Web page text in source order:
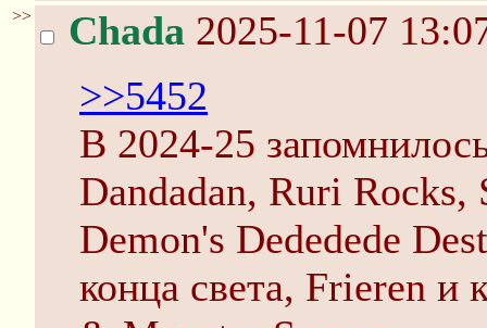
>> Chada 2025-11-07
>>5452
В 2024-25
Dandadan, Ruri Rocks,
Demon's Dededede
конца света, Frieren и